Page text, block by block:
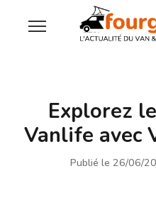
Explorez
Vanlife avec
Publié le 26/06/